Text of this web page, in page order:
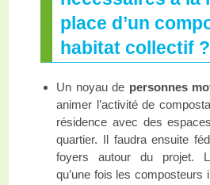
place d’un
habitat collectif ?
Un noyau de personnes
animer l’activité de
résidence avec des
quartier. Il faudra ensuite
foyers autour du projet.
qu’une fois les composteurs